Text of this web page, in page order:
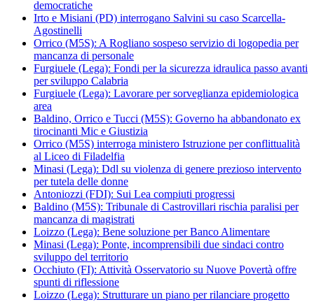
democratiche
Irto e Misiani (PD) interrogano Salvini su caso Scarcella-
Agostinelli
Orrico (M5S): A Rogliano sospeso servizio di logopedia per
mancanza di personale
Furgiuele (Lega): Fondi per la sicurezza idraulica passo avanti
per sviluppo Calabria
Furgiuele (Lega): Lavorare per sorveglianza epidemiologica
area
Baldino, Orrico e Tucci (M5S): Governo ha abbandonato ex
tirocinanti Mic e Giustizia
Orrico (M5S) interroga ministero Istruzione per conflittualità
al Liceo di Filadelfia
Minasi (Lega): Ddl su violenza di genere prezioso intervento
per tutela delle donne
Antoniozzi (FDI): Sui Lea compiuti progressi
Baldino (M5S): Tribunale di Castrovillari rischia paralisi per
mancanza di magistrati
Loizzo (Lega): Bene soluzione per Banco Alimentare
Minasi (Lega): Ponte, incomprensibili due sindaci contro
sviluppo del territorio
Occhiuto (FI): Attività Osservatorio su Nuove Povertà offre
spunti di riflessione
Loizzo (Lega): Strutturare un piano per rilanciare progetto